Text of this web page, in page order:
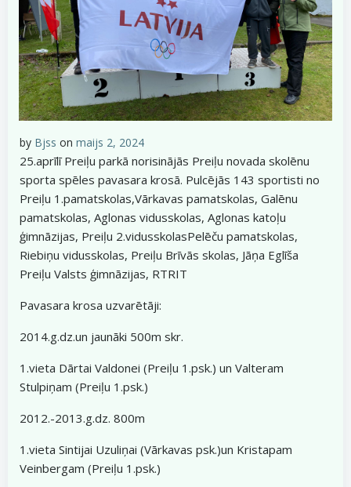
by Bjss on maijs 2, 2024
25.aprīlī Preiļu parkā norisinājās Preiļu novada skolēnu
sporta spēles pavasara krosā. Pulcējās 143 sportisti no
Preiļu 1.pamatskolas,Vārkavas pamatskolas, Galēnu
pamatskolas, Aglonas vidusskolas, Aglonas katoļu
ģimnāzijas, Preiļu 2.vidusskolasPelēču pamatskolas,
Riebiņu vidusskolas, Preiļu Brīvās skolas, Jāņa Eglīša
Preiļu Valsts ģimnāzijas, RTRIT
Pavasara krosa uzvarētāji:
2014.g.dz.un jaunāki 500m skr.
1.vieta Dārtai Valdonei (Preiļu 1.psk.) un Valteram
Stulpiņam (Preiļu 1.psk.)
2012.-2013.g.dz. 800m
1.vieta Sintijai Uzuliņai (Vārkavas psk.)un Kristapam
Veinbergam (Preiļu 1.psk.)